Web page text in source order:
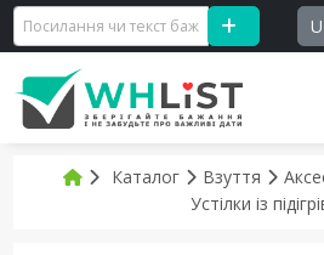
Каталог Взуття
Устілки із